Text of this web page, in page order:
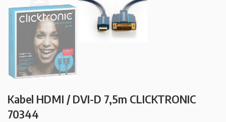
Kabel HDMI / DVI-D 7,5m CLICKTRONIC
70344